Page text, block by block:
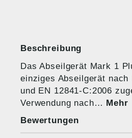
Beschreibung
Das Abseilgerät Mark 1
einziges Abseilgerät nach
und EN 12841-C:2006
Verwendung nach… Mehr
Bewertungen